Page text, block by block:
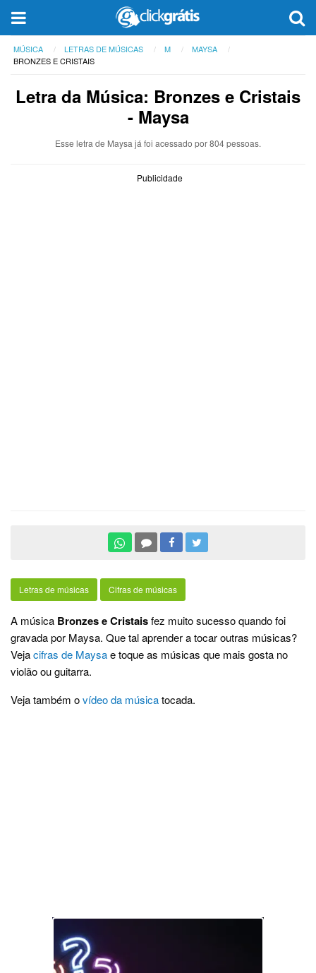
MÚSICA LETRAS DE MÚSICAS M
MAYSA
BRONZES E CRISTAIS
Letra da Música: Bronzes e Cristais
- Maysa
Esse letra de Maysa já foi acessado por 804 pessoas.
Publicidade
Letras de músicas Cifras de músicas
A música Bronzes e Cristaisfez muito sucesso quando foi
gravada por Maysa. Que tal aprender a tocar outras músicas?
Vejacifras de Maysae toque as músicas que mais gosta no
violão ou guitarra.
Veja também ovídeo da músicatocada.